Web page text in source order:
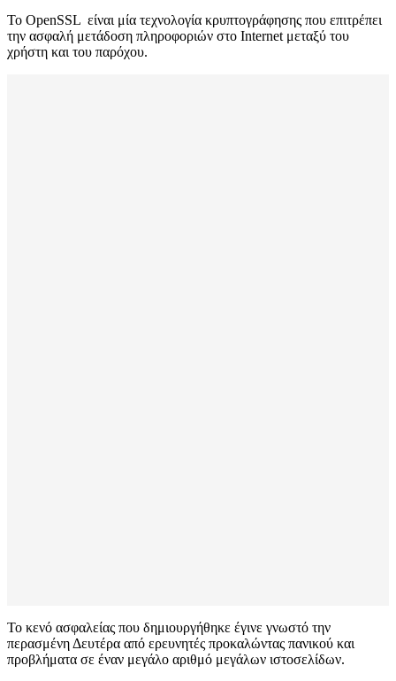
Το OpenSSL είναι μία τεχνολογία κρυπτογράφησης που επιτρέπει
την ασφαλή μετάδοση πληροφοριών στο Internet μεταξύ του
χρήστη και του παρόχου.
Το κενό ασφαλείας που δημιουργήθηκε έγινε γνωστό την
περασμένη Δευτέρα από ερευνητές προκαλώντας πανικού και
προβλήματα σε έναν μεγάλο αριθμό μεγάλων ιστοσελίδων.